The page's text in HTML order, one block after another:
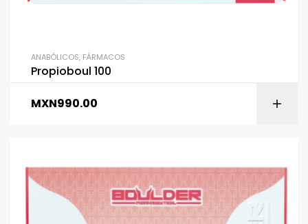
ANABÓLICOS, FÁRMACOS
Propioboul 100
MXN990.00